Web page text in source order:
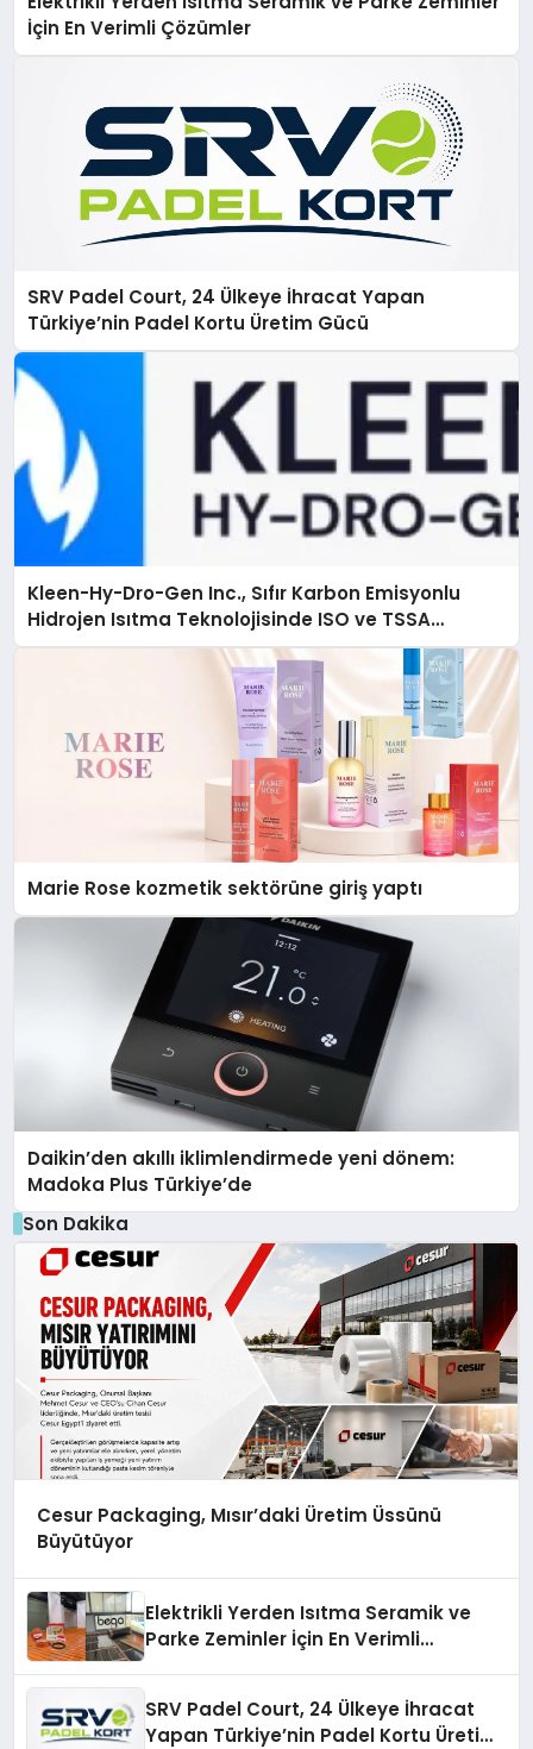
İçin En Verimli Çözümler
SRV Padel Court, 24 Ülkeye İhracat Yapan
Türkiye’nin Padel Kortu Üretim Gücü
Kleen-Hy-Dro-Gen Inc., Sıfır Karbon Emisyonlu
Hidrojen Isıtma Teknolojisinde ISO ve TSSA
Düzenleyici Onaylarını Aldı
Marie Rose kozmetik sektörüne giriş yaptı
Daikin’den akıllı iklimlendirmede yeni dönem:
Madoka Plus Türkiye’de
Son Dakika
Cesur Packaging, Mısır’daki Üretim Üssünü
Büyütüyor
Elektrikli Yerden Isıtma Seramik ve
Parke Zeminler İçin En Verimli
SRV Padel Court, 24 Ülkeye İhracat
Yapan Türkiye’nin Padel Kortu Üretim